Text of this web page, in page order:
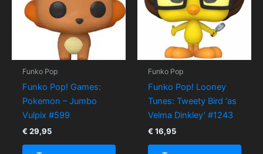
Funko Pop
Funko Pop! Games:
Pokemon – Jumbo
Vulpix #599
€ 29,95
Funko Pop
Funko Pop! Looney
Tunes: Tweety Bird ‘as
Velma Dinkley’ #1243
€ 16,95